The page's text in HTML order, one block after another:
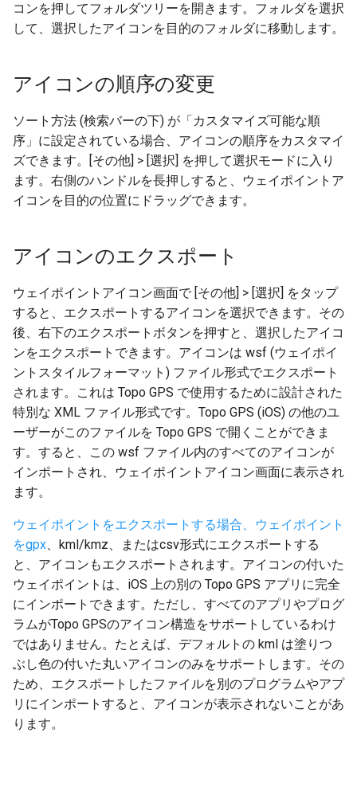
コンを押してフォルダツリーを開きます。フォルダを選択
して、選択したアイコンを目的のフォルダに移動します。
アイコンの順序の変更
ソート方法 (検索バーの下) が「カスタマイズ可能な順
序」に設定されている場合、アイコンの順序をカスタマイ
ズできます。[その他] > [選択] を押して選択モードに入り
ます。右側のハンドルを長押しすると、ウェイポイントア
イコンを目的の位置にドラッグできます。
アイコンのエクスポート
ウェイポイントアイコン画面で [その他] > [選択] をタップ
すると、エクスポートするアイコンを選択できます。その
後、右下のエクスポートボタンを押すと、選択したアイコ
ンをエクスポートできます。アイコンは wsf (ウェイポイ
ントスタイルフォーマット) ファイル形式でエクスポート
されます。これは Topo GPS で使用するために設計された
特別な XML ファイル形式です。Topo GPS (iOS) の他のユ
ーザーがこのファイルを Topo GPS で開くことができま
す。すると、この wsf ファイル内のすべてのアイコンが
インポートされ、ウェイポイントアイコン画面に表示され
ます。
ウェイポイントをエクスポートする場合、ウェイポイント
をgpx、kml/kmz、またはcsv形式にエクスポートする
と、アイコンもエクスポートされます。アイコンの付いた
ウェイポイントは、iOS 上の別の Topo GPS アプリに完全
にインポートできます。ただし、すべてのアプリやプログ
ラムがTopo GPSのアイコン構造をサポートしているわけ
ではありません。たとえば、デフォルトの kml は塗りつ
ぶし色の付いた丸いアイコンのみをサポートします。その
ため、エクスポートしたファイルを別のプログラムやアプ
リにインポートすると、アイコンが表示されないことがあ
ります。